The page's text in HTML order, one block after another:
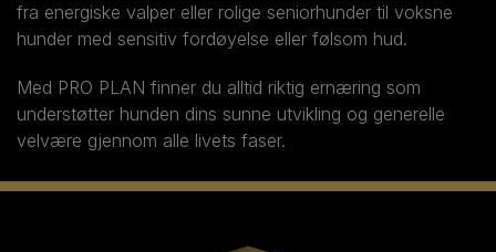
fra energiske valper eller rolige seniorhunder til voksne
hunder med sensitiv fordøyelse eller følsom hud.
Med PRO PLAN finner du alltid riktig ernæring som
understøtter hunden dins sunne utvikling og generelle
velvære gjennom alle livets faser.